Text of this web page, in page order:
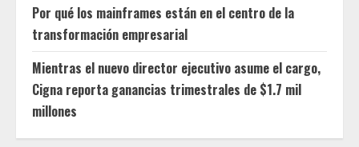
Por qué los mainframes están en el centro de la
transformación empresarial
Mientras el nuevo director ejecutivo asume el cargo,
Cigna reporta ganancias trimestrales de $1.7 mil
millones